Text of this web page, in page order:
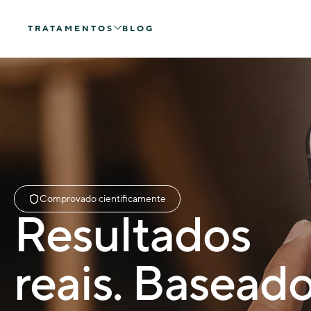
TRATAMENTOS BLOG
Comprovado cientificamente
Resultados
reais.